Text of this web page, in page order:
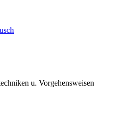
u. Vorgehensweisen